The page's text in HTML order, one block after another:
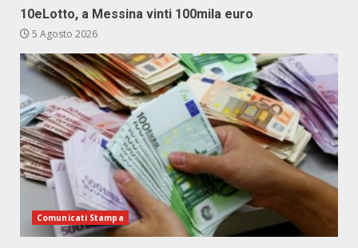
10eLotto, a Messina vinti 100mila euro
5 Agosto 2026
Comunicati Stampa